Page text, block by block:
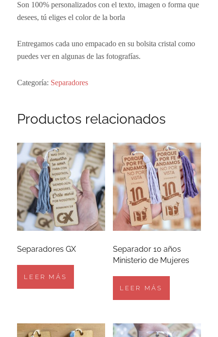
Son 100% personalizados con el texto, imagen o forma que
desees, tú eliges el color de la borla
Entregamos cada uno empacado en su bolsita cristal como
puedes ver en algunas de las fotografías.
Categoría: Separadores
Productos relacionados
Separadores GX
LEER MÁS
Separador 10 años
Ministerio de Mujeres
LEER MÁS